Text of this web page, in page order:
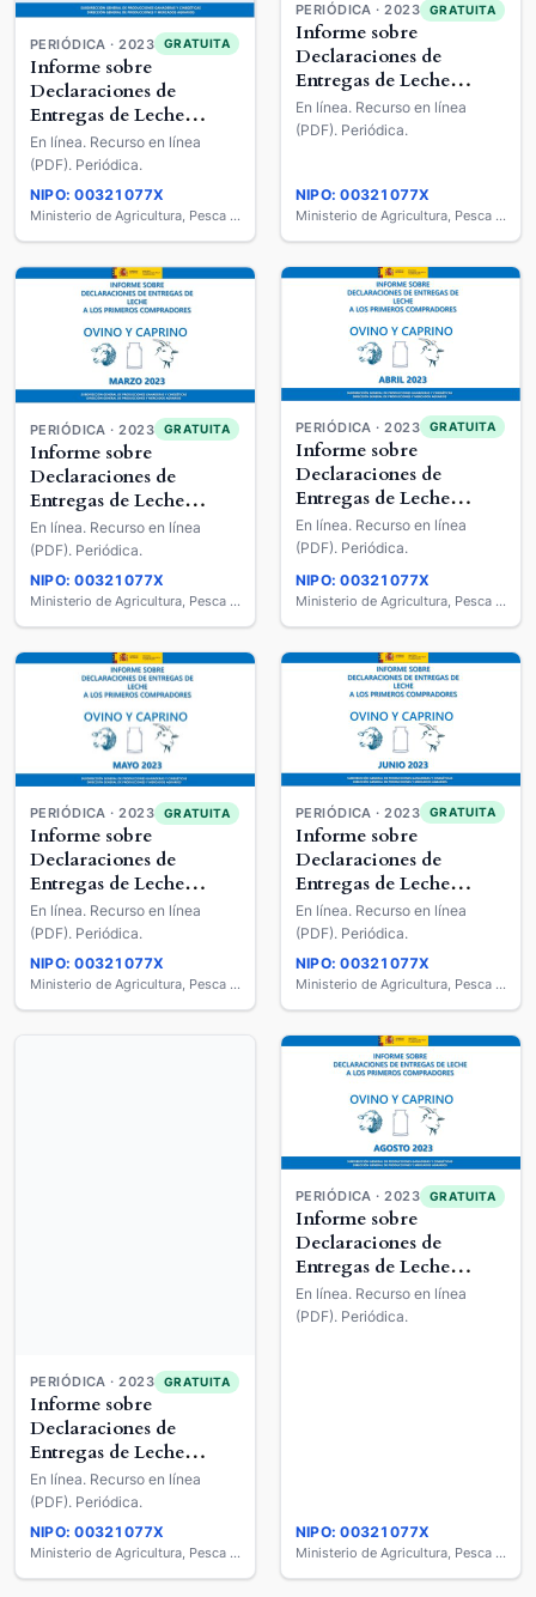
PERIÓDICA · 2023 GRATUITA
Informe sobre
Declaraciones de
Entregas de Leche
Cruda a los Primeros
Compradores : Ovino y
Caprino de Leche
En línea. Recurso en línea
(PDF). Periódica.
NIPO: 00321077X
Ministerio de Agricultura, Pesca y Alimentación
PERIÓDICA · 2023 GRATUITA
Informe sobre
Declaraciones de
Entregas de Leche
Cruda a los Primeros
Compradores : Ovino y
En línea. Recurso en línea
(PDF). Periódica.
NIPO: 00321077X
Ministerio de Agricultura, Pesca y Alimentación
PERIÓDICA · 2023 GRATUITA
Informe sobre
Declaraciones de
Entregas de Leche
Cruda a los Primeros
Compradores : Ovino y
Caprino de Leche
En línea. Recurso en línea
(PDF). Periódica.
NIPO: 00321077X
Ministerio de Agricultura, Pesca y Alimentación
PERIÓDICA · 2023 GRATUITA
Informe sobre
Declaraciones de
Entregas de Leche
Cruda a los Primeros
Compradores : Ovino y
Caprino de Leche
En línea. Recurso en línea
(PDF). Periódica.
NIPO: 00321077X
Ministerio de Agricultura, Pesca y Alimentación
PERIÓDICA · 2023 GRATUITA
Informe sobre
Declaraciones de
Entregas de Leche
Cruda a los Primeros
Compradores : Ovino y
Caprino de Leche
En línea. Recurso en línea
(PDF). Periódica.
NIPO: 00321077X
Ministerio de Agricultura, Pesca y Alimentación
PERIÓDICA · 2023 GRATUITA
Informe sobre
Declaraciones de
Entregas de Leche
Cruda a los Primeros
Compradores : Ovino y
Caprino de Leche
En línea. Recurso en línea
(PDF). Periódica.
NIPO: 00321077X
Ministerio de Agricultura, Pesca y Alimentación
PERIÓDICA · 2023 GRATUITA
Informe sobre
Declaraciones de
Entregas de Leche
Cruda a los Primeros
Compradores : Ovino y
Caprino de Leche
En línea. Recurso en línea
(PDF). Periódica.
NIPO: 00321077X
Ministerio de Agricultura, Pesca y Alimentación
PERIÓDICA · 2023 GRATUITA
Informe sobre
Declaraciones de
Entregas de Leche
Cruda a los Primeros
Compradores : Ovino y
En línea. Recurso en línea
(PDF). Periódica.
NIPO: 00321077X
Ministerio de Agricultura, Pesca y Alimentación